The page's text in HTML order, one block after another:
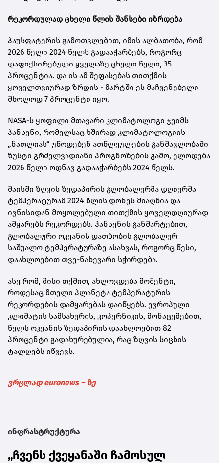
რეკორდულად ცხელი წლის შანსები იზრდება
ჰაუსფატერის გამოთვლებით, იმის ალბათობა, რომ
2026 წელი 2024 წელს გადააჭარბებს, როგორც
დაფიქსირებული ყველაზე ცხელი წელი, 35
პროცენტია. და ის ამ შეფასებას თითქმის
ყოველთვიურად ზრდის - მარტში ეს მაჩვენებელი
მხოლოდ 7 პროცენტი იყო.
NASA-ს ყოფილი მთავარი კლიმატოლოგი ჯეიმს
ჰანსენი, რომელსაც ხშირად კლიმატოლოგიის
„ნათლიას“ უწოდებენ ათწლეულების განმავლობაში
ზუსტი გრძელვადიანი პროგნოზების გამო, ელოდება
2026 წელი ოდნავ გადააჭარბებს 2024 წელს.
მაისში ზღვის ზედაპირის გლობალურმა დღიურმა
ტემპერატურამ 2024 წლის დონეს მიაღწია და
ივნისიდან მოყოლებული თითქმის ყოველდღიურად
ამყარებს რეკორდებს. ჰანსენის განმარტებით,
გლობალური ოკეანის დათბობის გლობალურ
საშუალო ტემპერატურაზე ასახვას, როგორც წესი,
დაახლოებით თვე-ნახევარი სჭირდება.
ასე რომ, მისი თქმით, ახლოვდება მომენტი,
როდესაც მთელი პლანეტა ტემპერატურის
რეკორდების დამყარებას დაიწყებს. ევროპული
კლიმატის სამსახურის, კოპერნიკის, მონაცემებით,
წელს ოკეანის ზედაპირის დაახლოებით 82
პროცენტი გადახურებულია, რაც ზღვის სიცხის
ტალღებს იწვევს.
ვრცლად euronews – ზე
ინფრასტრუქტურა
„ჩვენს ქვეყანაში ჩამოსულ